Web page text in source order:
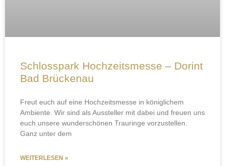
Schlosspark Hochzeitsmesse – Dorint
Bad Brückenau
Freut euch auf eine Hochzeitsmesse in königlichem
Ambiente. Wir sind als Aussteller mit dabei und freuen uns
euch unsere wunderschönen Trauringe vorzustellen.
Ganz unter dem
WEITERLESEN »